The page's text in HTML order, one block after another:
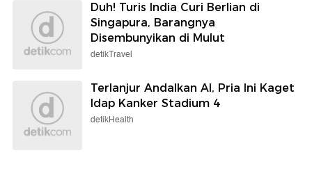
Duh! Turis India Curi Berlian di
Singapura, Barangnya
Disembunyikan di Mulut
detikTravel
Terlanjur Andalkan AI, Pria Ini Kaget
Idap Kanker Stadium 4
detikHealth